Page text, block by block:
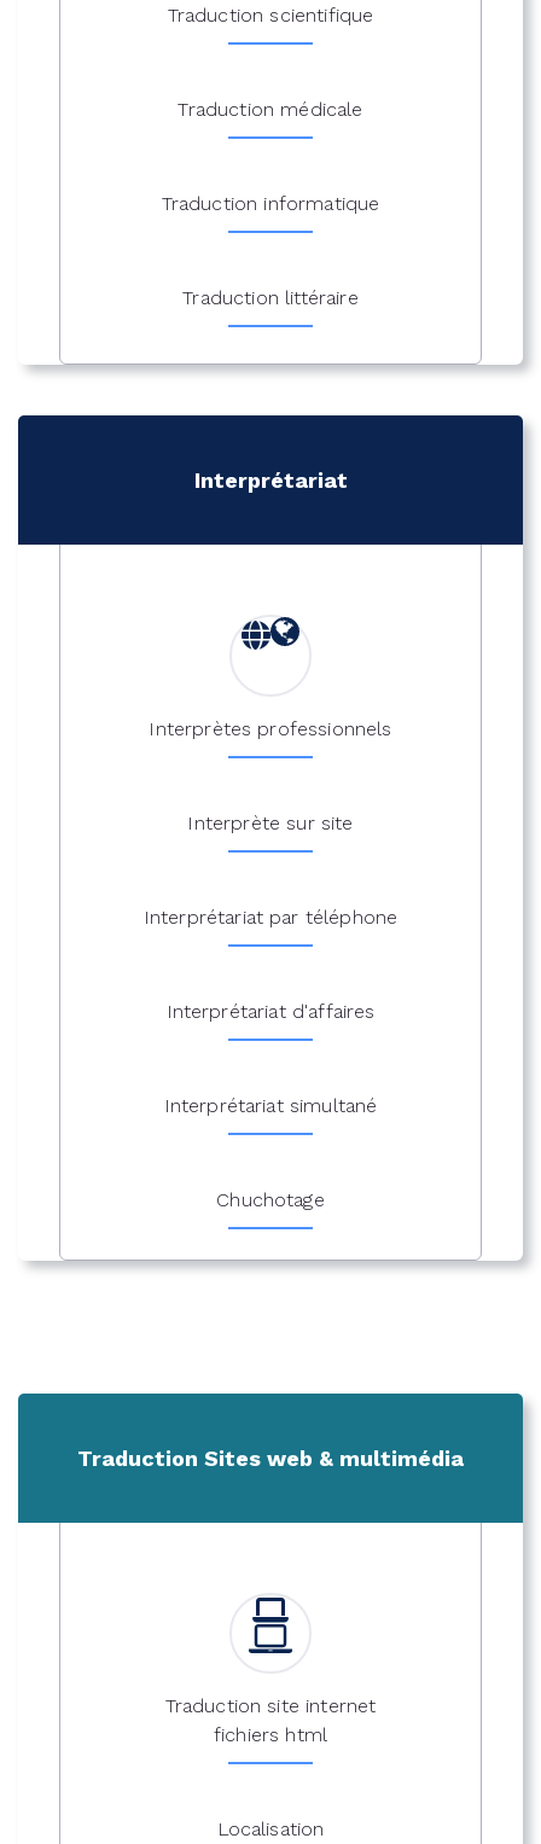
Traduction scientifique
Traduction médicale
Traduction informatique
Traduction littéraire
Interprétariat
Interprètes professionnels
Interprète sur site
Interprétariat par téléphone
Interprétariat d'affaires
Interprétariat simultané
Chuchotage
Traduction Sites web & multimédia
Traduction site internet
fichiers html
Localisation